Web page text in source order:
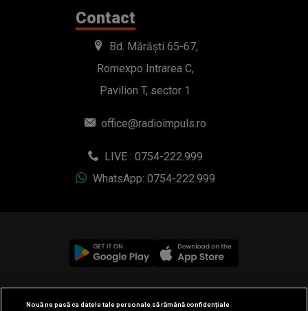
Contact
Bd. Mărăști 65-67,
Romexpo Intrarea C,
Pavilion T, sector 1
office@radioimpuls.ro
LIVE : 0754-222.999
WhatsApp: 0754-222.999
© 2019-2026 DOGAN MEDIA INTERNATIONAL SA, Toate
drepturile rezervate.
Nouă ne pasă ca datele tale personale să rămână confidențiale